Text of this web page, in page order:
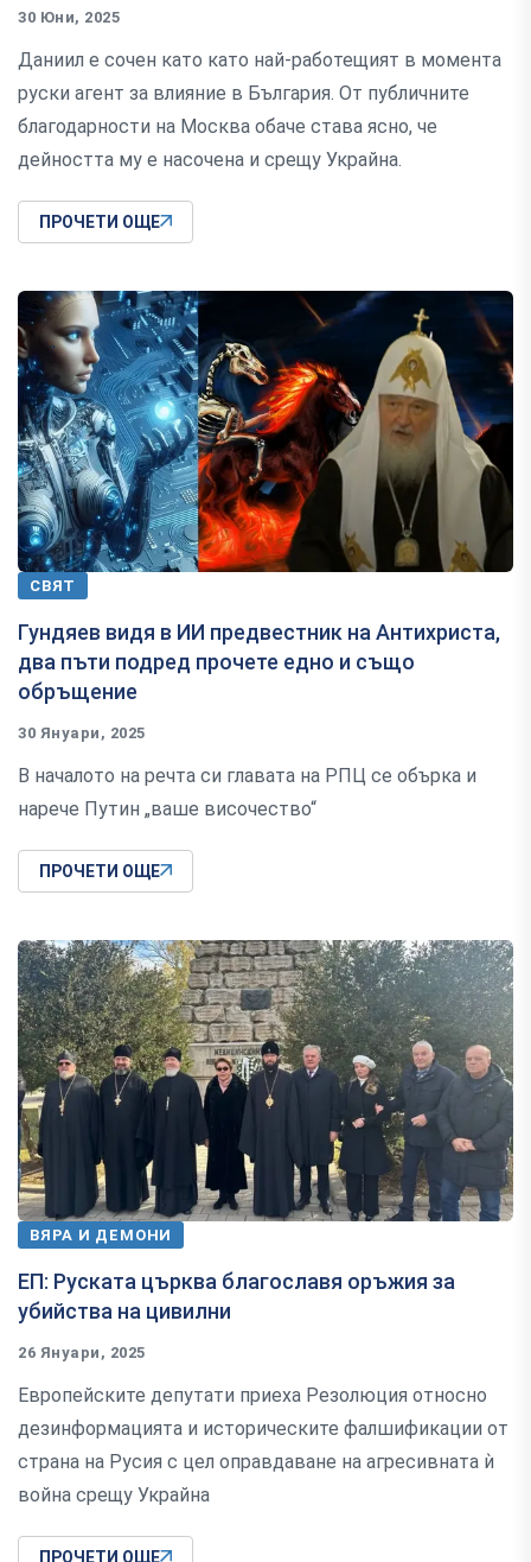
30 Юни, 2025
Даниил е сочен като като най-работещият в момента
руски агент за влияние в България. От публичните
благодарности на Москва обаче става ясно, че
дейността му е насочена и срещу Украйна.
ПРОЧЕТИ ОЩЕ
СВЯТ
Гундяев видя в ИИ предвестник на Антихриста,
два пъти подред прочете едно и също
обръщение
30 Януари, 2025
В началото на речта си главата на РПЦ се обърка и
нарече Путин „ваше височество“
ПРОЧЕТИ ОЩЕ
ВЯРА И ДЕМОНИ
ЕП: Руската църква благославя оръжия за
убийства на цивилни
26 Януари, 2025
Европейските депутати приеха Резолюция относно
дезинформацията и историческите фалшификации от
страна на Русия с цел оправдаване на агресивната ѝ
война срещу Украйна
ПРОЧЕТИ ОЩЕ